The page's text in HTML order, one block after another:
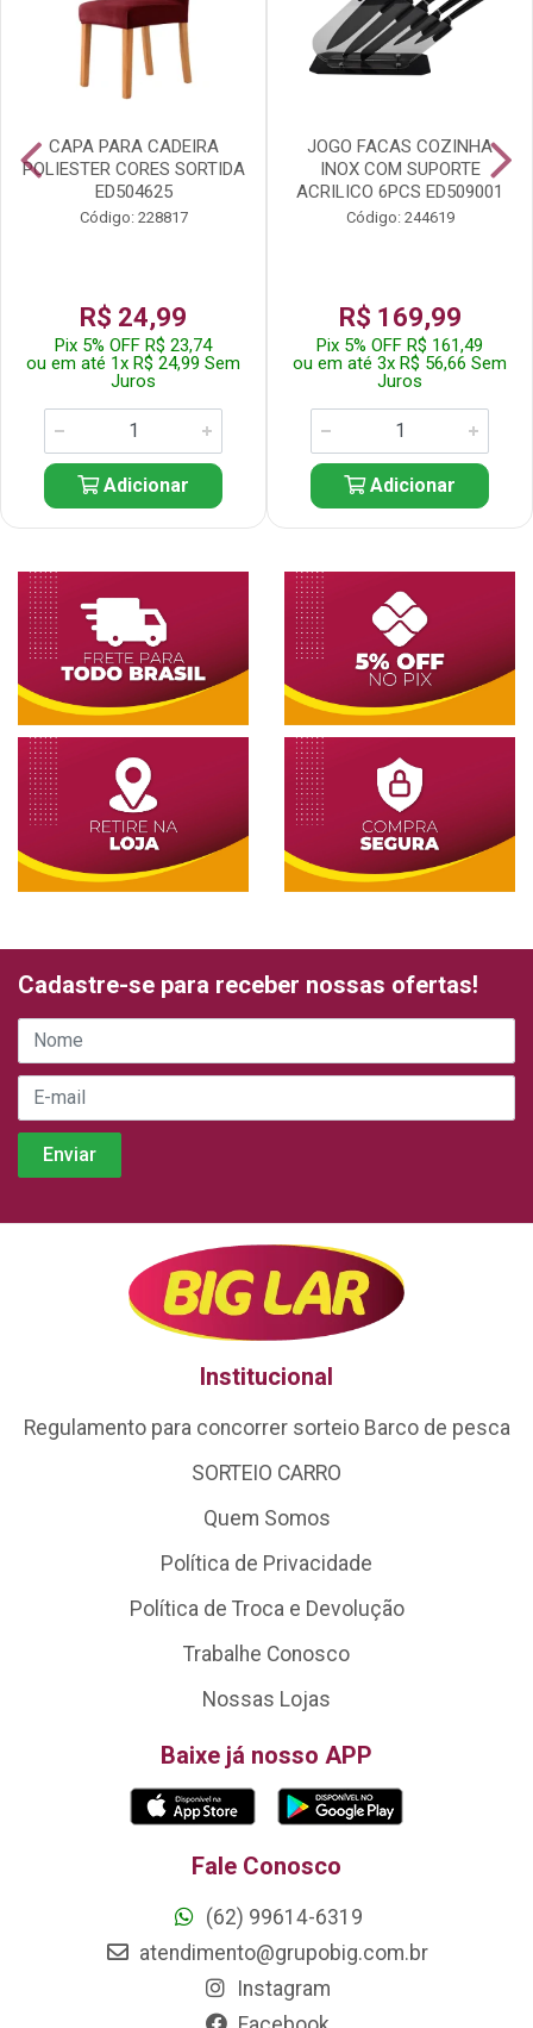
CAPA PARA CADEIRA
POLIESTER CORES SORTIDA
ED504625
Código: 228817
R$ 24,99
Pix 5% OFF R$ 23,74
ou em até 1x R$ 24,99 Sem
Juros
Adicionar
JOGO FACAS COZINHA
INOX COM SUPORTE
ACRILICO 6PCS ED509001
Código: 244619
R$ 169,99
Pix 5% OFF R$ 161,49
ou em até 3x R$ 56,66 Sem
Juros
Adicionar
Cadastre-se para receber nossas ofertas!
Institucional
Regulamento para concorrer sorteio Barco de pesca
SORTEIO CARRO
Quem Somos
Política de Privacidade
Política de Troca e Devolução
Trabalhe Conosco
Nossas Lojas
Baixe já nosso APP
Fale Conosco
(62) 99614-6319
atendimento@grupobig.com.br
Instagram